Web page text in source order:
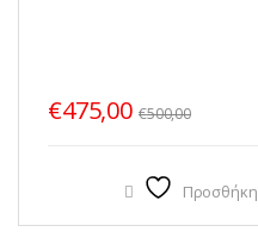
€475,00 €500,00
Προσθήκη